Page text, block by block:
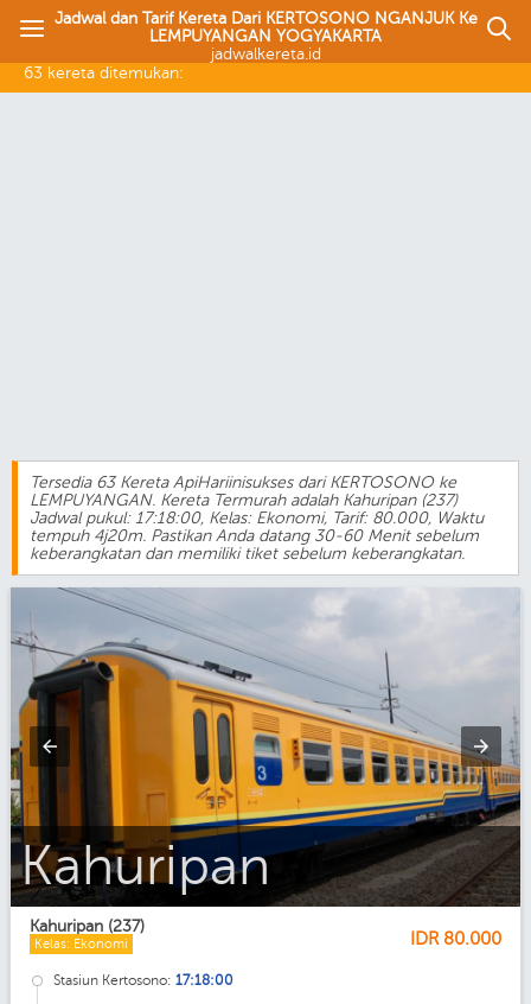
Jadwal dan Tarif Kereta Dari KERTOSONO NGANJUK Ke
LEMPUYANGAN YOGYAKARTA
jadwalkereta.id
63 kereta ditemukan:
Tersedia 63 Kereta ApiHariinisukses dari KERTOSONO ke
LEMPUYANGAN. Kereta Termurah adalah Kahuripan (237)
Jadwal pukul: 17:18:00, Kelas: Ekonomi, Tarif: 80.000, Waktu
tempuh 4j20m. Pastikan Anda datang 30-60 Menit sebelum
keberangkatan dan memiliki tiket sebelum keberangkatan.
Kahuripan_Ekonomi_AC
Kahuripan (237)
Kelas: Ekonomi IDR 80.000
Stasiun Kertosono: 17:18:00